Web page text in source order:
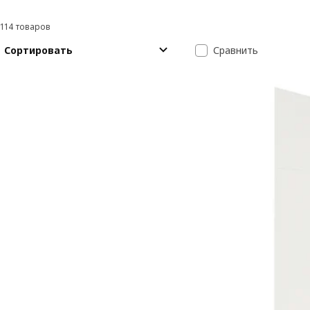
Фильтровать и сортировать
114 товаров
Сортировать Список
Сравнить